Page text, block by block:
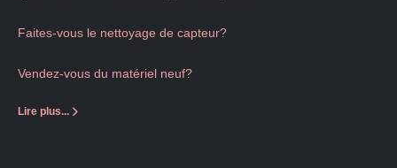
Faites-vous le nettoyage de capteur?
Vendez-vous du matériel neuf?
Lire plus...